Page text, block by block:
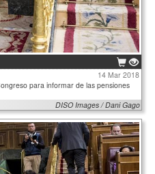
14 Mar 2018
para informar de las pensiones
DISO Images / Dani Gago